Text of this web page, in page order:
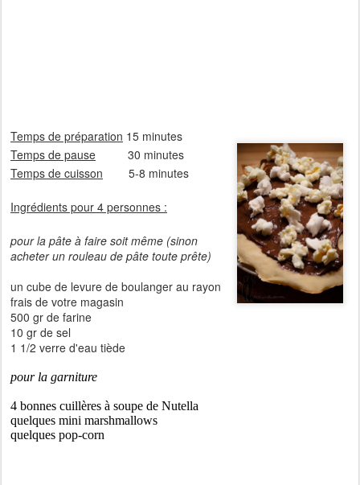
Temps de préparation 15 minutes
Temps de pause 30 minutes
Temps de cuisson 5-8 minutes
Ingrédients pour 4 personnes :
pour la pâte à faire soit même (sinon
acheter un rouleau de pâte toute prête)
un cube de levure de boulanger au rayon
frais de votre magasin
500 gr de farine
10 gr de sel
1 1/2 verre d'eau tiède
pour la garniture
4 bonnes cuillères à soupe de Nutella
quelques mini marshmallows
quelques pop-corn